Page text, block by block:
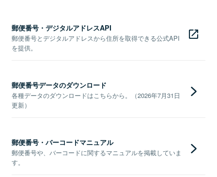
郵便番号・デジタルアドレスAPI
郵便番号とデジタルアドレスから住所を取得できる公式API
を提供。
郵便番号データのダウンロード
各種データのダウンロードはこちらから。（2026年7月31日
更新）
郵便番号・バーコードマニュアル
郵便番号や、バーコードに関するマニュアルを掲載していま
す。